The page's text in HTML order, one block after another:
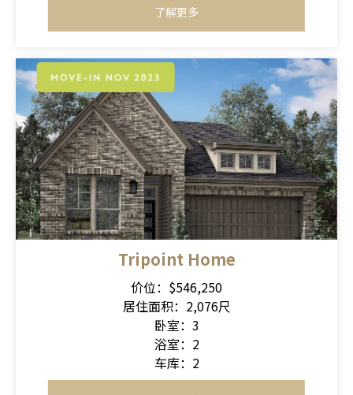
了解更多
Tripoint Home
价位：$546,250
居住面积：2,076尺
卧室：3
浴室：2
车库：2